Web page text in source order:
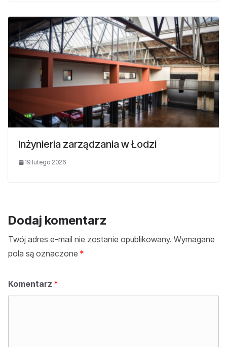
Inżynieria zarządzania w Łodzi
19 lutego 2026
Dodaj komentarz
Twój adres e-mail nie zostanie opublikowany. Wymagane
pola są oznaczone *
Komentarz *